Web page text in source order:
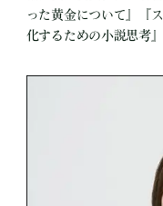
った黄金について』『
化するための小説思考』